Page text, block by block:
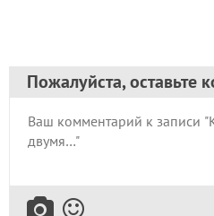
Пожалуйста, оставьте